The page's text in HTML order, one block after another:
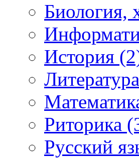
Биология,
История
Риторика
Русский